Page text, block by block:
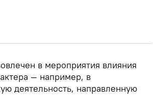
в мероприятия влияния
— например, в
деятельность, направленную